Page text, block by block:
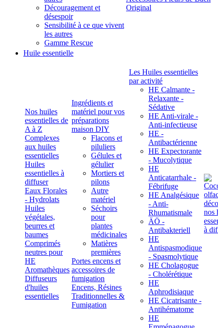
Découragement et
désespoir
Sensibilité à ce que vivent
les autres
Gamme Rescue
Original
Huile essentielle
Nos huiles
essentielles de
A à Z
Complexes
aux huiles
essentielles
Huiles
essentielles à
diffuser
Eaux Florales
- Hydrolats
Huiles
végétales,
beurres et
baumes
Comprimés
neutres pour
HE
Aromathèques
Diffuseurs
d'huiles
essentielles
Ingrédients et
matériel pour vos
préparations
maison DIY
Flacons et
piluliers
Gélules et
gélulier
Mortiers et
pilons
Autre
matériel
Séchoirs
pour
plantes
médicinales
Matières
premières
Portes encens et
accessoires de
fumigation
Encens, Résines
Traditionnelles &
Fumigation
Les Huiles essentielles
par activité
HE Calmante -
Relaxante -
Sédative
HE Anti-virale -
Anti-infectieuse
HE -
Antibactérienne
HE Expectorante
- Mucolytique
HE
Anticatarrhale -
Fébrifuge
HE Analgésique
- Anti-
Rhumatismale
ÄÖ -
Antibakteriell
HE
Antispasmodique
- Spasmolytique
HE Cholagogue
- Cholérétique
HE
Aphrodisiaque
HE Cicatrisante -
Antihématome
HE